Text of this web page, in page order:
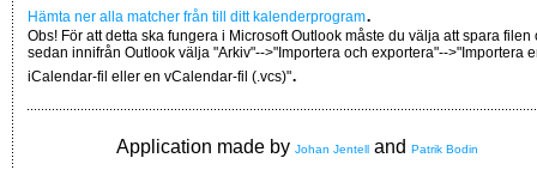
Hämta ner alla matcher från till ditt kalenderprogram.
Obs! För att detta ska fungera i Microsoft Outlook måste du välja att spara filen
sedan innifrån Outlook välja "Arkiv"-->"Importera och exportera"-->"Importera
iCalendar-fil eller en vCalendar-fil (.vcs)".
Application made by Johan Jentell and Patrik Bodin